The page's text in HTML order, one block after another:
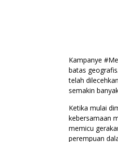
Kampanye
batas
telah
semakin
Ketika mulai
kebersamaan
memicu
perempuan